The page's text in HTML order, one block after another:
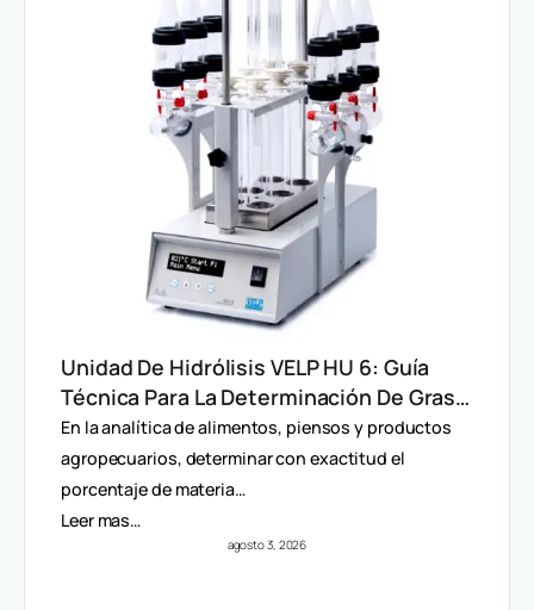
Unidad De Hidrólisis VELP HU 6: Guía
Técnica Para La Determinación De Grasa
Total En Alimentos
En la analítica de alimentos, piensos y productos
agropecuarios, determinar con exactitud el
porcentaje de materia…
Leer mas…
agosto 3, 2026